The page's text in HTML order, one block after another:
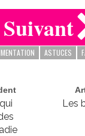
Suivant
ASTUCES
Les